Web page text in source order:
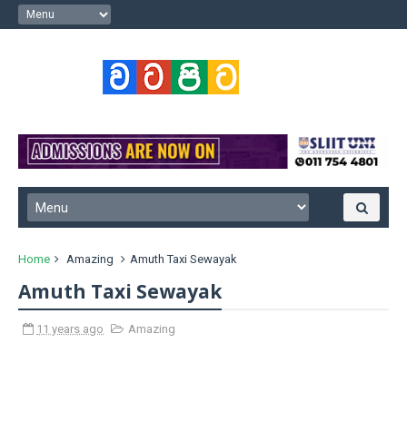
Home Amazing Amuth Taxi Sewayak
Amuth Taxi Sewayak
11 years ago Amazing